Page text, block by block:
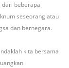
dari beberapa
seseorang atau
dan bernegara.
kita bersama